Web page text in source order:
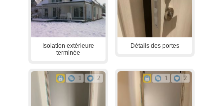
Isolation extérieure
terminée
Détails des portes
1 2 1 2